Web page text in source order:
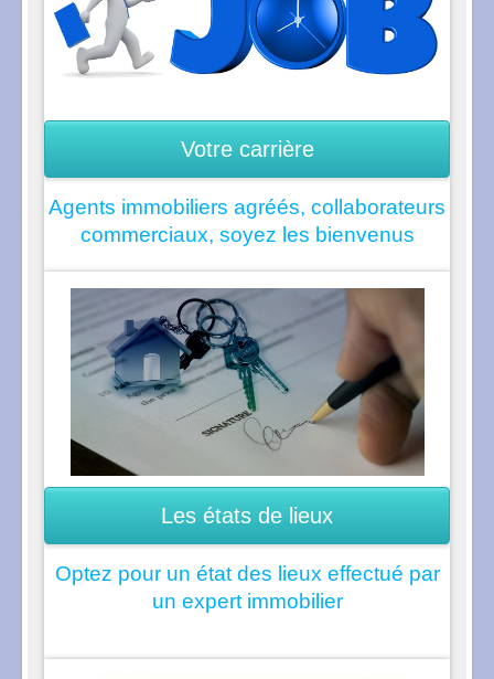
Votre carrière
Agents immobiliers agréés, collaborateurs
commerciaux, soyez les bienvenus
Les états de lieux
Optez pour un état des lieux effectué par
un expert immobilier